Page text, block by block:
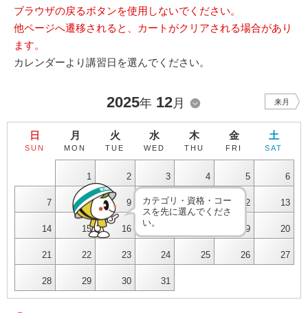
ブラウザの戻るボタンを使用しないでください。
他ページへ遷移されると、カートがクリアされる場合があり
ます。
カレンダーより講習日を選んでください。
2025年 12月 来月
日
SUN
月
MON
火
TUE
水
WED
木
THU
金
FRI
土
SAT
1 2 3 4 5 6
7 8 9 10 11 12 13
14 15 16 19 20
21 22 23 24 25 26 27
28 29 30 31
カテゴリ・資格・コー
スを先に選んでくださ
い。